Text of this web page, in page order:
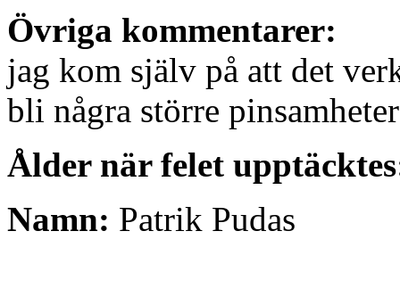
Övriga kommentarer:
jag kom själv på att det
bli några större
Ålder när felet
Namn: Patrik Pudas